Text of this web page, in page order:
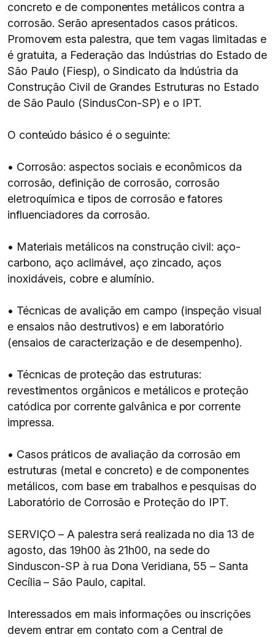
concreto e de componentes metálicos contra a
corrosão. Serão apresentados casos práticos.
Promovem esta palestra, que tem vagas limitadas e
é gratuita, a Federação das Indústrias do Estado de
São Paulo (Fiesp), o Sindicato da Indústria da
Construção Civil de Grandes Estruturas no Estado
de São Paulo (SindusCon-SP) e o IPT.
O conteúdo básico é o seguinte:
• Corrosão: aspectos sociais e econômicos da
corrosão, definição de corrosão, corrosão
eletroquímica e tipos de corrosão e fatores
influenciadores da corrosão.
• Materiais metálicos na construção civil: aço-
carbono, aço aclimável, aço zincado, aços
inoxidáveis, cobre e alumínio.
• Técnicas de avalição em campo (inspeção visual
e ensaios não destrutivos) e em laboratório
(ensaios de caracterização e de desempenho).
• Técnicas de proteção das estruturas:
revestimentos orgânicos e metálicos e proteção
catódica por corrente galvânica e por corrente
impressa.
• Casos práticos de avaliação da corrosão em
estruturas (metal e concreto) e de componentes
metálicos, com base em trabalhos e pesquisas do
Laboratório de Corrosão e Proteção do IPT.
SERVIÇO – A palestra será realizada no dia 13 de
agosto, das 19h00 às 21h00, na sede do
Sinduscon-SP à rua Dona Veridiana, 55 – Santa
Cecília – São Paulo, capital.
Interessados em mais informações ou inscrições
devem entrar em contato com a Central de